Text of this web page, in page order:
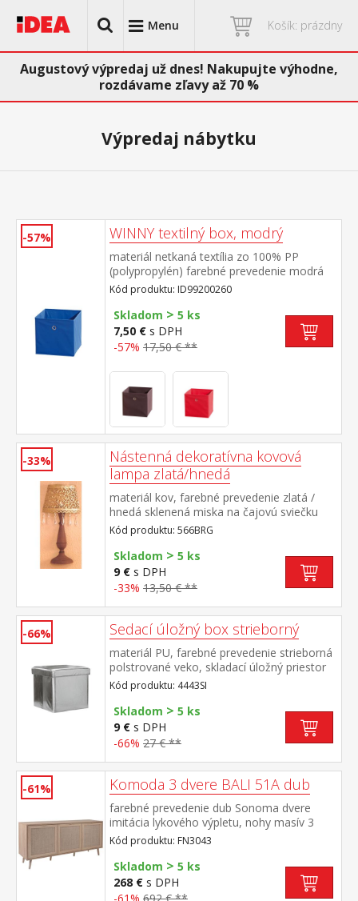
Menu Košík: prázdny
Augustový výpredaj už dnes! Nakupujte výhodne,
rozdávame zľavy až 70 %
Výpredaj nábytku
-57% WINNY textilný box, modrý
materiál netkaná textília zo 100% PP
(polypropylén) farebné prevedenie modrá
Kód produktu: ID99200260
Skladom > 5 ks
7,50 € s DPH
-57% 17,50 € **
-33%
Nástenná dekoratívna kovová
lampa zlatá/hnedá
materiál kov, farebné prevedenie zlatá /
hnedá sklenená miska na čajovú sviečku
odporúčame použitie elektrickej LED
čajovej sviečky sviečka nie je súčasťou
dodávky
Kód produktu: 566BRG
Skladom > 5 ks
9 € s DPH
-33% 13,50 € **
-66% Sedací úložný box strieborný
materiál PU, farebné prevedenie strieborná
polstrované veko, skladací úložný priestor
(š/h/v) cca 36 × 36 × 34 cm
Kód produktu: 4443SI
Skladom > 5 ks
9 € s DPH
-66% 27 € **
-61% Komoda 3 dvere BALI 51A dub
farebné prevedenie dub Sonoma dvere
imitácia lykového výpletu, nohy masív 3
dvierka, 3 variabilné police
Kód produktu: FN3043
Skladom > 5 ks
268 € s DPH